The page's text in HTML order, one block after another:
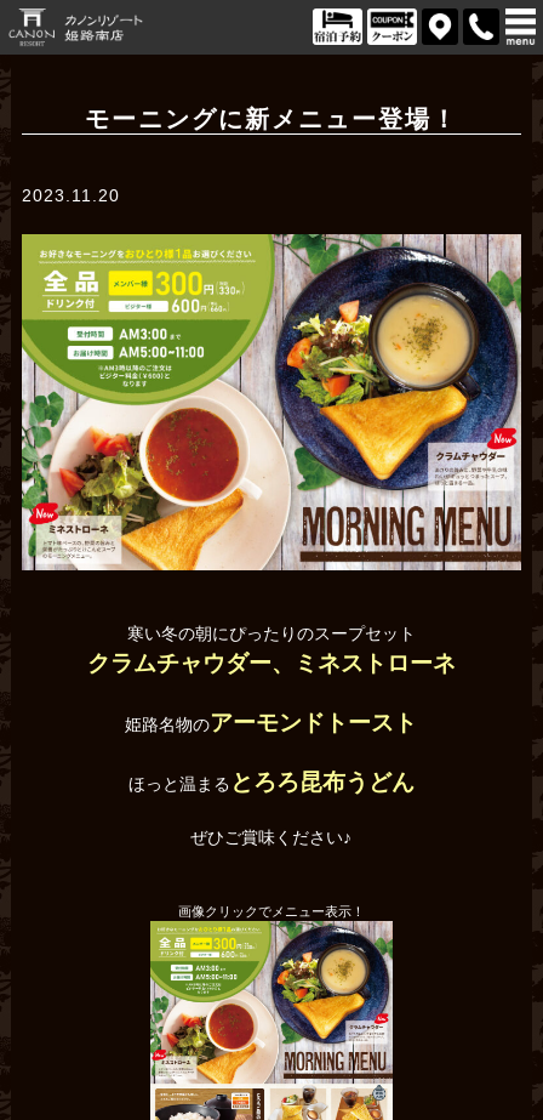
モーニングに新メニュー登場！
2023.11.20
寒い冬の朝にぴったりのスープセット
クラムチャウダー、ミネストローネ
姫路名物のアーモンドトースト
ほっと温まる とろろ昆布うどん
ぜひご賞味ください♪
画像クリックでメニュー表示！